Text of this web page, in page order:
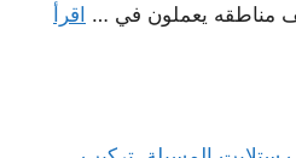
مناطقه يعملون في … اقرأ